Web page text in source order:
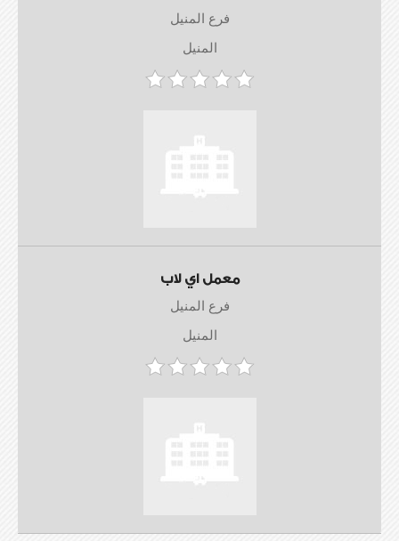
فرع المنيل
المنيل
معمل اي لاب
فرع المنيل
المنيل